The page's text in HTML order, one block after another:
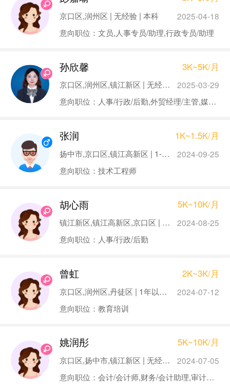
京口区,润州区 | 无经验 | 本科
2025-04-18
意向职位：文员,人事专员/助理,行政专员/助理
孙欣馨 3K~5K/月
京口区,润州区,镇江新区 | 无经验 | 本科
2025-03-29
意向职位：人事/行政/后勤,外贸经理/主管,媒介专员/助理,教育培训,银行会计/柜员
张润 1K~1.5K/月
扬中市,京口区,镇江高新区 | 1-3年 | 硕士
2024-09-25
意向职位：技术工程师
胡心雨 5K~10K/月
镇江新区,镇江高新区,京口区 | 无经验 | 硕士
2024-08-25
意向职位：人事/行政/后勤
曾虹 2K~3K/月
京口区,润州区,丹徒区 | 1年以下 | 本科
2024-07-12
意向职位：教育培训
姚润彤 5K~10K/月
京口区,扬中市,镇江新区 | 无经验 | 本科
2024-07-05
意向职位：会计/会计师,财务/会计助理,审计专员/助理,税务专员/助理,银行会计/柜员